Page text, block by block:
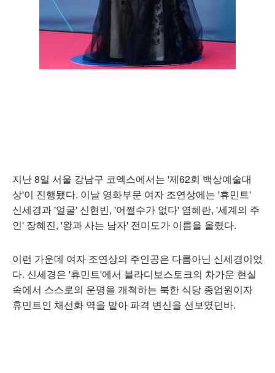
지난 8일 서울 강남구 코엑스에서는 '제62회 백상예술대
상'이 진행됐다. 이날 영화부문 여자 조연상에는 '휴민트'
신세경과 '얼굴' 신현빈, '어쩔수가 없다' 염혜란, '세계의 주
인' 장혜진, '왕과 사는 남자' 전미도가 이름을 올렸다.
이런 가운데 여자 조연상의 주인공은 다름아닌 신세경이었
다. 신세경은 '휴민트'에서 블라디보스토크의 차가운 현실
속에서 스스로의 운명을 개척하는 북한 식당 종업원이자
휴민트인 채선화 역을 맡아 파격 변신을 선보였던바.